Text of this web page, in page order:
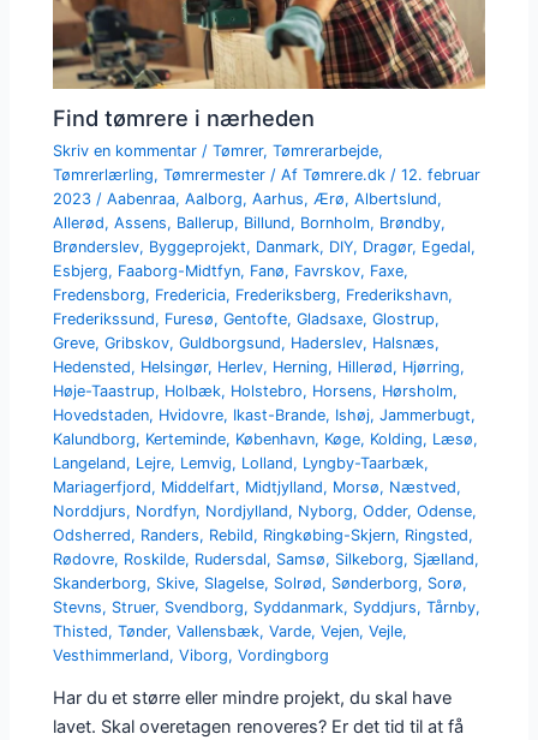
Find tømrere i nærheden
Skriv en kommentar /Tømrer,Tømrerarbejde,
Tømrerlærling,Tømrermester / AfTømrere.dk /12. februar
2023 /Aabenraa,Aalborg,Aarhus, Ærø,Albertslund,
Allerød,Assens, Ballerup, Billund, Bornholm, Brøndby,
Brønderslev, Byggeprojekt, Danmark, DIY, Dragør, Egedal,
Esbjerg, Faaborg-Midtfyn, Fanø, Favrskov, Faxe,
Fredensborg, Fredericia, Frederiksberg, Frederikshavn,
Frederikssund, Furesø,Gentofte,Gladsaxe,Glostrup,
Greve,Gribskov,Guldborgsund, Haderslev, Halsnæs,
Hedensted, Helsingør, Herlev, Herning, Hillerød, Hjørring,
Høje-Taastrup, Holbæk, Holstebro, Horsens, Hørsholm,
Hovedstaden, Hvidovre, Ikast-Brande, Ishøj,Jammerbugt,
Kalundborg, Kerteminde, København, Køge, Kolding, Læsø,
Langeland, Lejre, Lemvig, Lolland, Lyngby-Taarbæk,
Mariagerfjord, Middelfart, Midtjylland, Morsø, Næstved,
Norddjurs, Nordfyn, Nordjylland, Nyborg,Odder,Odense,
Odsherred, Randers, Rebild, Ringkøbing-Skjern, Ringsted,
Rødovre, Roskilde, Rudersdal, Samsø, Silkeborg, Sjælland,
Skanderborg, Skive, Slagelse, Solrød, Sønderborg, Sorø,
Stevns, Struer, Svendborg, Syddanmark, Syddjurs,Tårnby,
Thisted,Tønder,Vallensbæk,Varde,Vejen,Vejle,
Vesthimmerland,Viborg,Vordingborg
Har du et større eller mindre projekt, du skal have
lavet. Skal overetagen renoveres? Er det tid til at få